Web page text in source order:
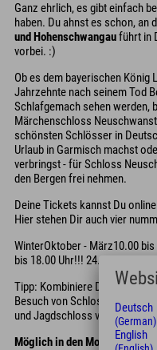
Ganz ehrlich, es gibt einfach
haben. Du ahnst es schon, an
und Hohenschwangauführt in
vorbei. :)
Ob es dem bayerischen König
Jahrzehnte nach seinem Tod
Schlafgemach sehen werden,
Märchenschloss
schönsten Schlösser in
Urlaub in Garmisch machst
verbringst - für Schloss
den Bergen frei nehmen.
Deine Tickets kannst Du
Hier stehen Dir auch vier
WinterOktober - März10.00
bis 18.00 Uhr!!! 24., 25., 31.
Tipp: Kombiniere Deinen
Besuch von Schloss
und Jagdschloss von König
Möglich in den Monaten
Deutsch
(German)
English